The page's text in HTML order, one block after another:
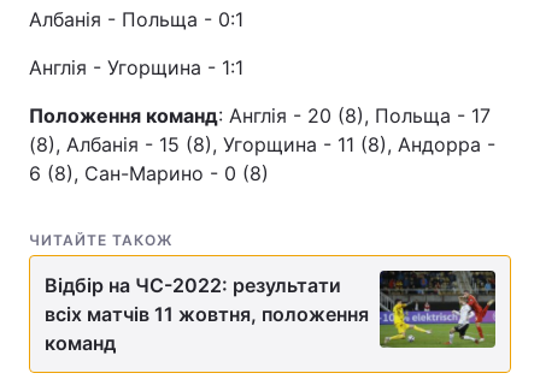
Албанія - Польща - 0:1
Англія - Угорщина - 1:1
Положення команд: Англія - 20 (8), Польща - 17
(8), Албанія - 15 (8), Угорщина - 11 (8), Андорра -
6 (8), Сан-Марино - 0 (8)
ЧИТАЙТЕ ТАКОЖ
Відбір на ЧС-2022: результати
всіх матчів 11 жовтня, положення
команд